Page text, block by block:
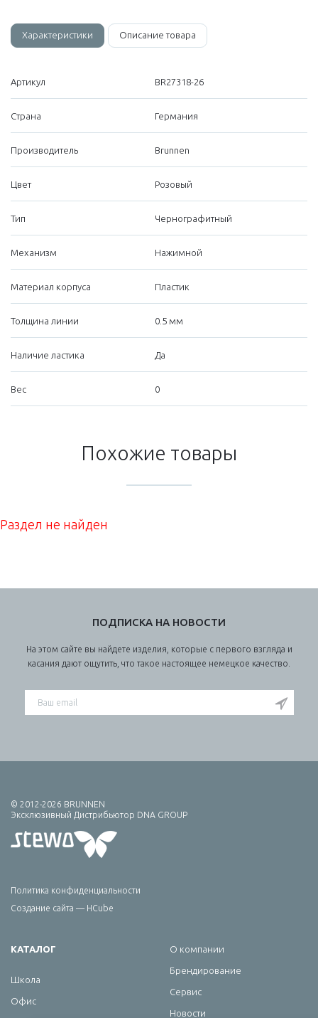
Характеристики Описание товара
Артикул BR27318-26
Страна Германия
Производитель Brunnen
Цвет Розовый
Тип Чернографитный
Механизм Нажимной
Материал корпуса Пластик
Толщина линии 0.5 мм
Наличие ластика Да
Вес 0
Похожие товары
Раздел не найден
ПОДПИСКА НА НОВОСТИ
На этом сайте вы найдете изделия, которые с первого взгляда и
касания дают ощутить, что такое настоящее немецкое качество.
© 2012-2026 BRUNNEN
Эксклюзивный Дистрибьютор DNA GROUP
Политика конфиденциальности
Создание сайта — HCube
КАТАЛОГ
Школа
Офис
О компании
Брендирование
Сервис
Новости